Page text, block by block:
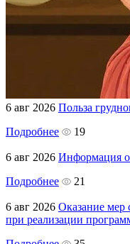
6 авг 2026 Польза
Подробнее
19
6 авг 2026 Информация о
Подробнее
21
6 авг 2026 Оказание мер
при реализации